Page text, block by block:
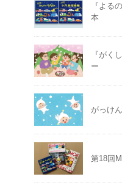
『よる
本
『がく
ー
がっけ
第18回